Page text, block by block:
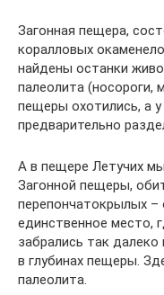
Загонная пещера,
коралловых
найдены останки
палеолита (носороги,
пещеры охотились, а у
предварительно
А в пещере Летучих
Загонной пещеры,
перепончатокрылых –
единственное место,
забрались так
в глубинах пещеры.
палеолита.